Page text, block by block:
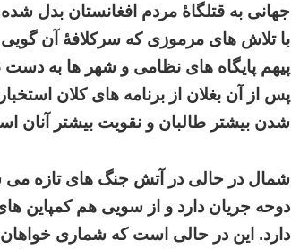
جهانی به قتلگاۀ مردم افغانستان بدل
با تلاش های مرموزی که سرکلافۀ آن
پیهم پایگاه های نظامی و شهر ها به
پس از آن بغلان از برنامه های کلان
شدن بیشتر طالبان و نقویت بیشتر آنان
شمال در حالی در آتش جنگ های تازه
دوحه جریان دارد و از سویی هم کمپاین های
دارد. این در حالی است که شماری